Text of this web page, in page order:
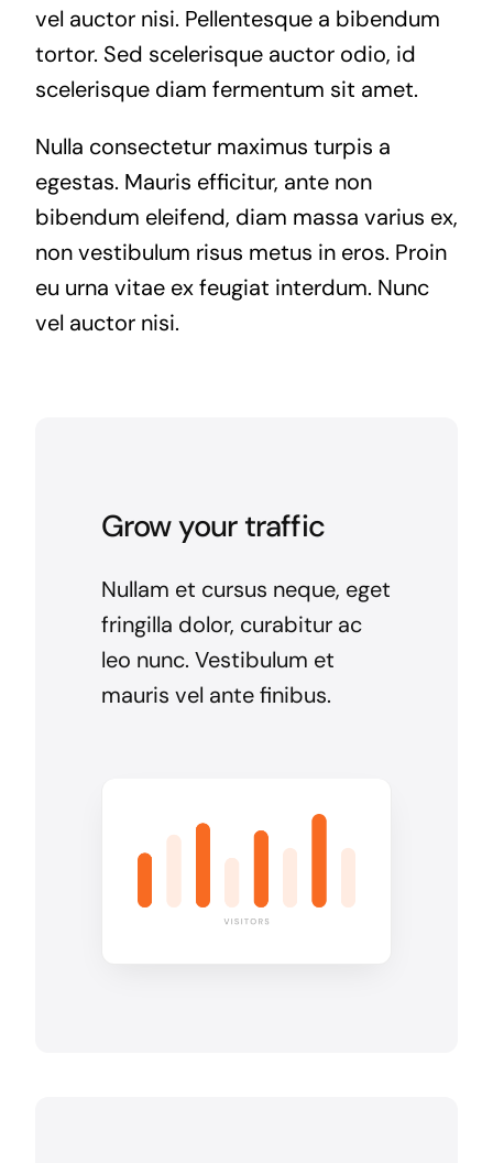
vel auctor nisi. Pellentesque a bibendum
tortor. Sed scelerisque auctor odio, id
scelerisque diam fermentum sit amet.
Nulla consectetur maximus turpis a
egestas. Mauris efficitur, ante non
bibendum eleifend, diam massa varius ex,
non vestibulum risus metus in eros. Proin
eu urna vitae ex feugiat interdum. Nunc
vel auctor nisi.
Grow your traffic
Nullam et cursus neque, eget
fringilla dolor, curabitur ac
leo nunc. Vestibulum et
mauris vel ante finibus.